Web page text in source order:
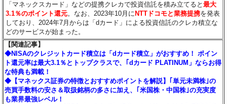
「マネックスカード」などの提携クレカで投資信託を積み立てると最大
3.1％のポイント還元。なお、2023年10月に NTTドコモと業務提携を発表
しており、2024年7月からは「dカード」による投資信託のクレカ積立な
どのサービスが始まった。
【関連記事】
◆NISAのクレジットカード積立は「dカード積立」がおすすめ！ ポイン
ト還元率は最大3.1％とトップクラスで、｢dカード PLATINUM」ならお得
な特典も満載！
◆【マネックス証券の特徴とおすすめポイントを解説】｢単元未満株｣の
売買手数料の安さ＆取扱銘柄の多さに加え、｢米国株・中国株｣の充実度
も業界最強レベル！